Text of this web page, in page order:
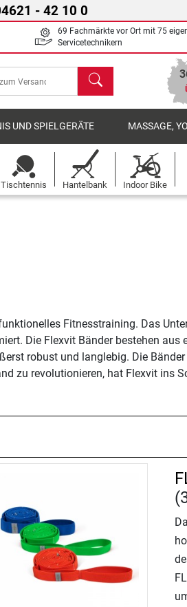
- 42 10 0
69 Fachmärkte vor Ort mit 75
Servicetechnikern
Suchen
UND SPIELGERÄTE MASSAGE,
Tischtennis Hantelbank Indoor Bike
Fitnesstraining. Das
Die Flexvit Bänder bestehen
robust und langlebig. Die
zu revolutionieren, hat Flexvit ins